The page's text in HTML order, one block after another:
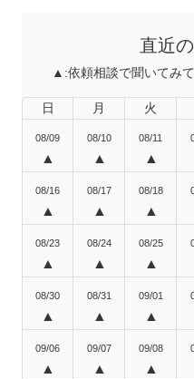
直近
▲:依頼相談で聞いてみ
日 月 火
08/09
▲
08/10
▲
08/11
▲
08/16
▲
08/17
▲
08/18
▲
08/23
▲
08/24
▲
08/25
▲
08/30
▲
08/31
▲
09/01
▲
09/06
▲
09/07
▲
09/08
▲